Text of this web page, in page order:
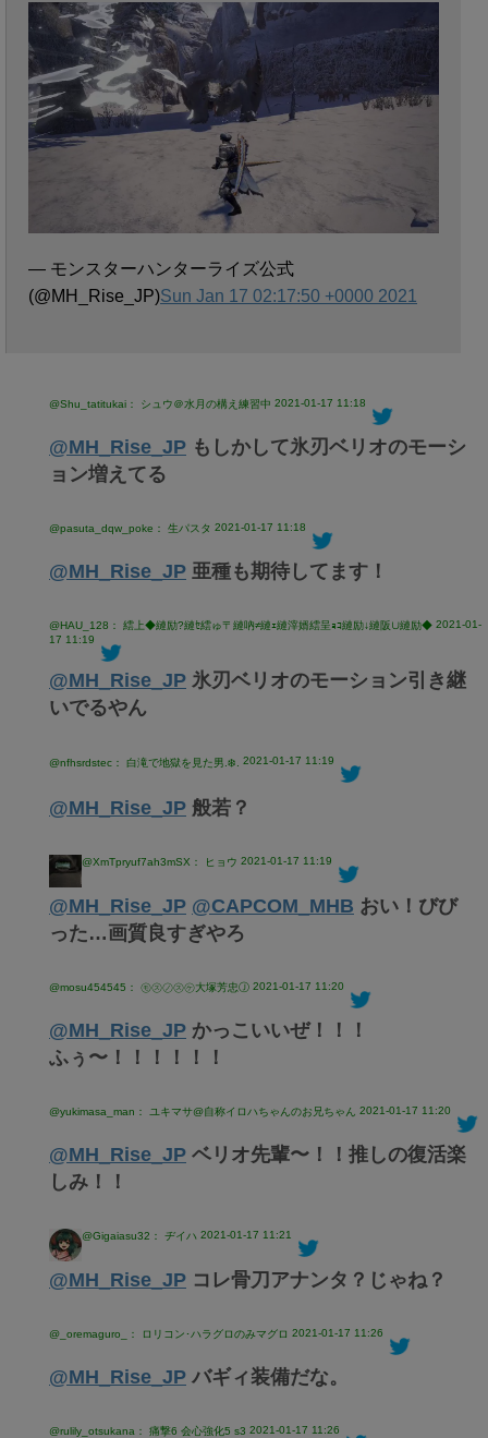
— モンスターハンターライズ公式
(@MH_Rise_JP)Sun Jan 17 02:17:50 +0000 2021
@Shu_tatitukai： シュウ＠水月の構え練習中 2021-01-17 11:18
@MH_Rise_JP もしかして氷刃ベリオのモーシ
ョン増えてる
@pasuta_dqw_poke： 生パスタ 2021-01-17 11:18
@MH_Rise_JP 亜種も期待してます！
@HAU_128： 繧上◆縺励?縺ｾ繧ゅ〒縺吶≠縺ｪ縺滓婿繧呈ｮｺ縺励↓縺阪∪縺励◆ 2021-01-
17 11:19
@MH_Rise_JP 氷刃ベリオのモーション引き継
いでるやん
@nfhsrdstec： 白滝で地獄を見た男️.❄️. 2021-01-17 11:19
@MH_Rise_JP 般若？
@XmTpryuf7ah3mSX： ヒョウ 2021-01-17 11:19
@MH_Rise_JP @CAPCOM_MHB おい！びび
った…画質良すぎやろ
@mosu454545： ㋲㋜㋨㋜㋘大塚芳忠Ⓙ 2021-01-17 11:20
@MH_Rise_JP かっこいいぜ！！！
ふぅ〜！！！！！！
@yukimasa_man： ユキマサ@自称イロハちゃんのお兄ちゃん 2021-01-17 11:20
@MH_Rise_JP ベリオ先輩〜！！推しの復活楽
しみ！！
@Gigaiasu32： ヂイハ 2021-01-17 11:21
@MH_Rise_JP コレ骨刀アナンタ？じゃね？
@_oremaguro_： ロリコン･ハラグロのみマグロ 2021-01-17 11:26
@MH_Rise_JP バギィ装備だな。
@rulily_otsukana： 痛撃6 会心強化5 s3 2021-01-17 11:26